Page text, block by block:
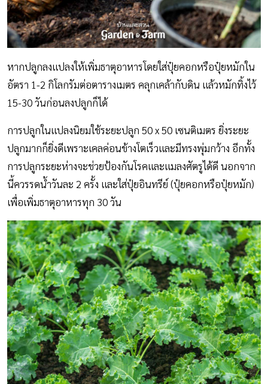
หากปลูกลงแปลงให้เพิ่มธาตุอาหารโดยใส่ปุ๋ยคอกหรือปุ๋ยหมักใน
อัตรา 1-2 กิโลกรัมต่อตารางเมตร คลุกเคล้ากับดิน แล้วหมักทิ้งไว้
15-30 วันก่อนลงปลูกก็ได้
การปลูกในแปลงนิยมใช้ระยะปลูก 50 x 50 เซนติเมตร ยิ่งระยะ
ปลูกมากก็ยิ่งดีเพราะเคลค่อนข้างโตเร็วและมีทรงพุ่มกว้าง อีกทั้ง
การปลูกระยะห่างจะช่วยป้องกันโรคและแมลงศัตรูได้ดี นอกจาก
นี้ควรรดน้ำวันละ 2 ครั้ง และใส่ปุ๋ยอินทรีย์ (ปุ๋ยคอกหรือปุ๋ยหมัก)
เพื่อเพิ่มธาตุอาหารทุก 30 วัน